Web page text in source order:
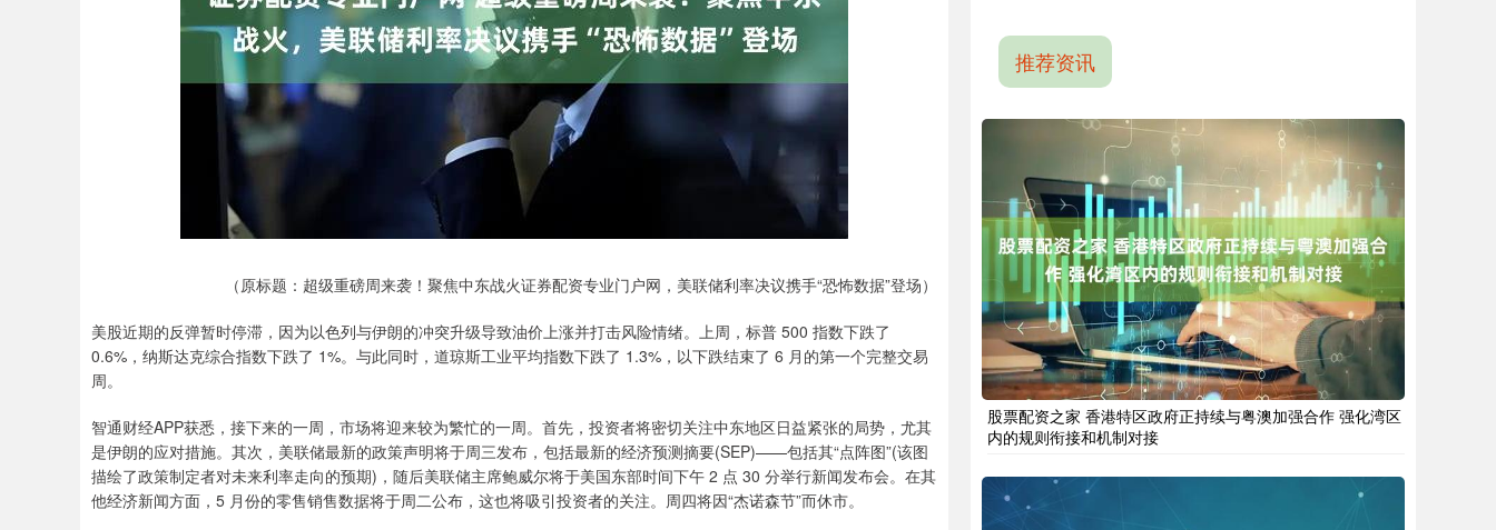
（原标题：超级重磅周来袭！聚焦中东战火证券配资专业门户网，美联储利率决议携手“恐怖数据”登场）
美股近期的反弹暂时停滞，因为以色列与伊朗的冲突升级导致油价上涨并打击风险情绪。上周，标普 500 指数下跌了
0.6%，纳斯达克综合指数下跌了 1%。与此同时，道琼斯工业平均指数下跌了 1.3%，以下跌结束了 6 月的第一个完整交易
周。
智通财经APP获悉，接下来的一周，市场将迎来较为繁忙的一周。首先，投资者将密切关注中东地区日益紧张的局势，尤其
是伊朗的应对措施。其次，美联储最新的政策声明将于周三发布，包括最新的经济预测摘要(SEP)——包括其“点阵图”(该图
描绘了政策制定者对未来利率走向的预期)，随后美联储主席鲍威尔将于美国东部时间下午 2 点 30 分举行新闻发布会。在其
他经济新闻方面，5 月份的零售销售数据将于周二公布，这也将吸引投资者的关注。周四将因“杰诺森节”而休市。
推荐资讯
股票配资之家 香港特区政府正持续与粤澳加强合作 强化湾区
内的规则衔接和机制对接